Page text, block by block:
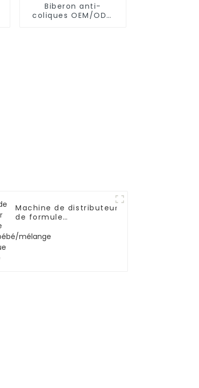
Biberon anti-
coliques OEM/ODM
Machine de distributeur
de formule
automatique de poudre